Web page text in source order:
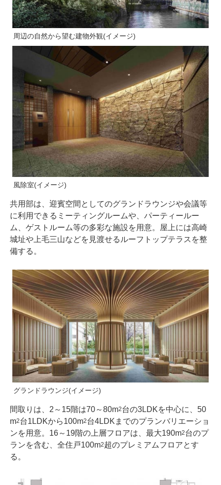
周辺の自然から望む建物外観(イメージ)
風除室(イメージ)
共用部は、迎賓空間としてのグランドラウンジや会議等
に利用できるミーティングルームや、パーティールー
ム、ゲストルーム等の多彩な施設を用意。屋上には高崎
城址や上毛三山などを見渡せるルーフトップテラスを整
備する。
グランドラウンジ(イメージ)
間取りは、2～15階は70～80m2台の3LDKを中心に、50
m2台1LDKから100m2台4LDKまでのプランバリエーショ
ンを用意。16～19階の上層フロアは、最大190m2台のプ
ランを含む、全住戸100m2超のプレミアムフロアとす
る。